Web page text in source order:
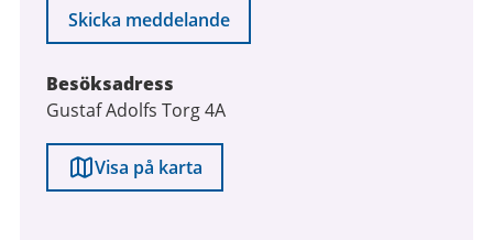
Skicka meddelande
Besöksadress
Gustaf Adolfs Torg 4A
Visa på karta